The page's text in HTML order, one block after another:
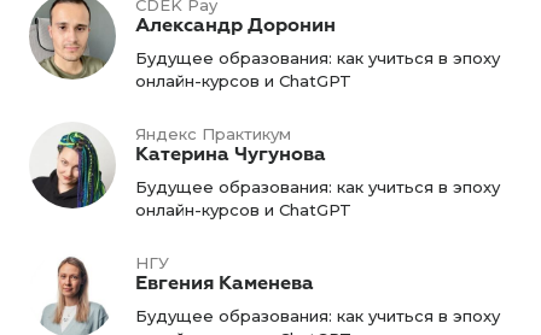
CDEK Pay
Александр Доронин
Будущее образования: как учиться в эпоху
онлайн-курсов и ChatGPT
Яндекс Практикум
Катерина Чугунова
Будущее образования: как учиться в эпоху
онлайн-курсов и ChatGPT
НГУ
Евгения Каменева
Будущее образования: как учиться в эпоху